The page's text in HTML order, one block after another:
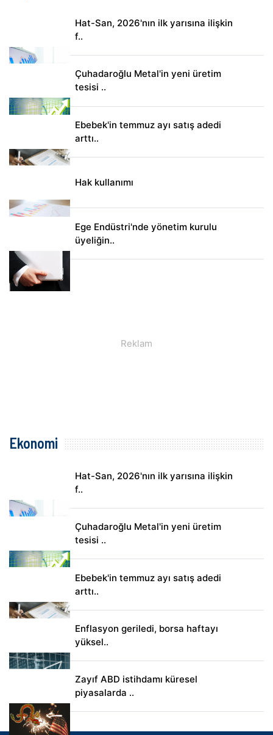
Hat-San, 2026'nın ilk yarısına ilişkin
f..
Çuhadaroğlu Metal'in yeni üretim
tesisi ..
Ebebek'in temmuz ayı satış adedi
arttı..
Hak kullanımı
Ege Endüstri'nde yönetim kurulu
üyeliğin..
Ekonomi
Hat-San, 2026'nın ilk yarısına ilişkin
f..
Çuhadaroğlu Metal'in yeni üretim
tesisi ..
Ebebek'in temmuz ayı satış adedi
arttı..
Enflasyon geriledi, borsa haftayı
yüksel..
Zayıf ABD istihdamı küresel
piyasalarda ..